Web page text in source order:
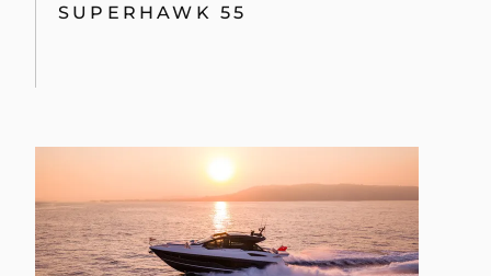
SUPERHAWK 55